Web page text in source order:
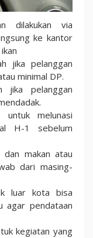
dilakukan via
ke kantor
jika pelanggan
minimal DP.
jika pelanggan
untuk melunasi
H-1 sebelum
makan atau
dari masing-
luar kota bisa
agar pendataan
kegiatan yang